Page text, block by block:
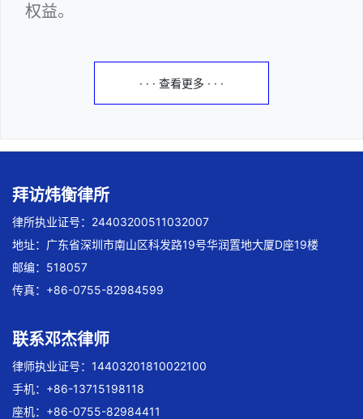
权益。
· · · 查看更多 · · ·
拜访炜衡律所
律所执业证号：24403200511032007
地址：广东省深圳市南山区科发路19号华润置地大厦D座19楼
邮编：518057
传真：+86-0755-82984599
联系邓杰律师
律师执业证号：14403201810022100
手机：+86-13715198118
座机：+86-0755-82984411